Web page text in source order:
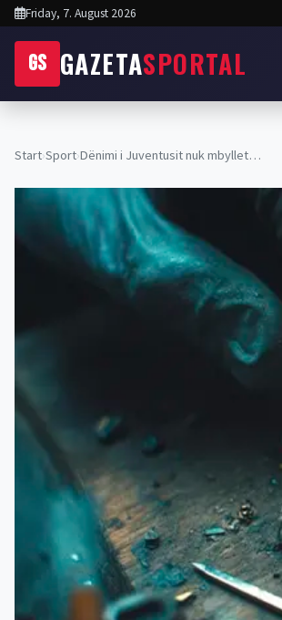
Friday, 7. August 2026
GS GAZETASPORTAL
Start›Sport›Dënimi i Juventusit nuk mbyllet…